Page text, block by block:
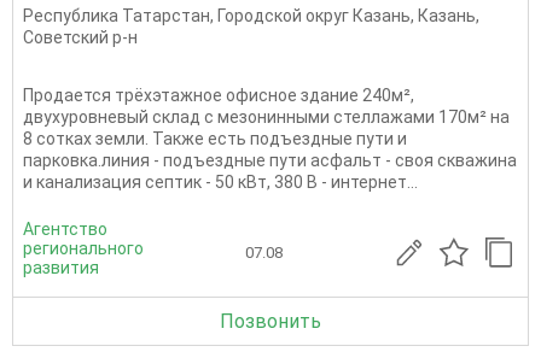
Республика Татарстан, Городской округ Казань, Казань,
Советский р-н
Продается трёхэтажное офисное здание 240м²,
двухуровневый склад с мезонинными стеллажами 170м² на
8 сотках земли. Также есть подъездные пути и
парковка.линия - подъездные пути асфальт - своя скважина
и канализация септик - 50 кВт, 380 В - интернет...
Агентство
регионального
развития
07.08
Позвонить